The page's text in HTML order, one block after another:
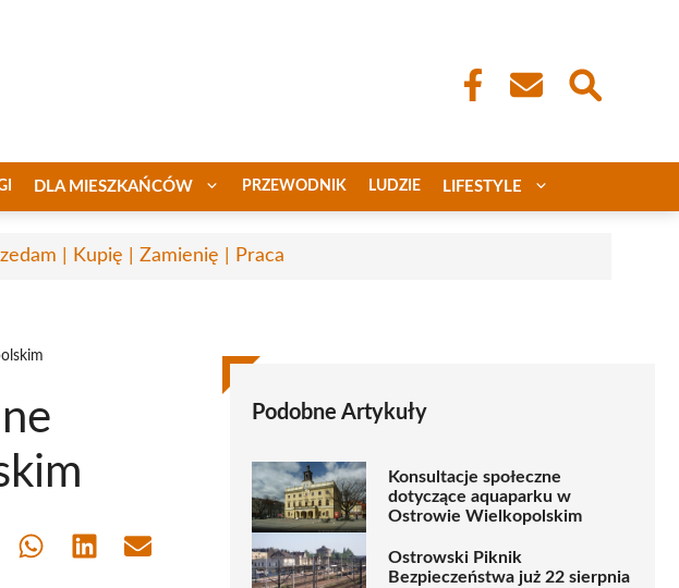
DLA MIESZKAŃCÓW PRZEWODNIK LUDZIE LIFESTYLE
| Kupię | Zamienię | Praca
Share Share Share
Podobne Artykuły
Konsultacje społeczne
dotyczące aquaparku w
Ostrowie Wielkopolskim
Ostrowski Piknik
Bezpieczeństwa już 22 sierpnia